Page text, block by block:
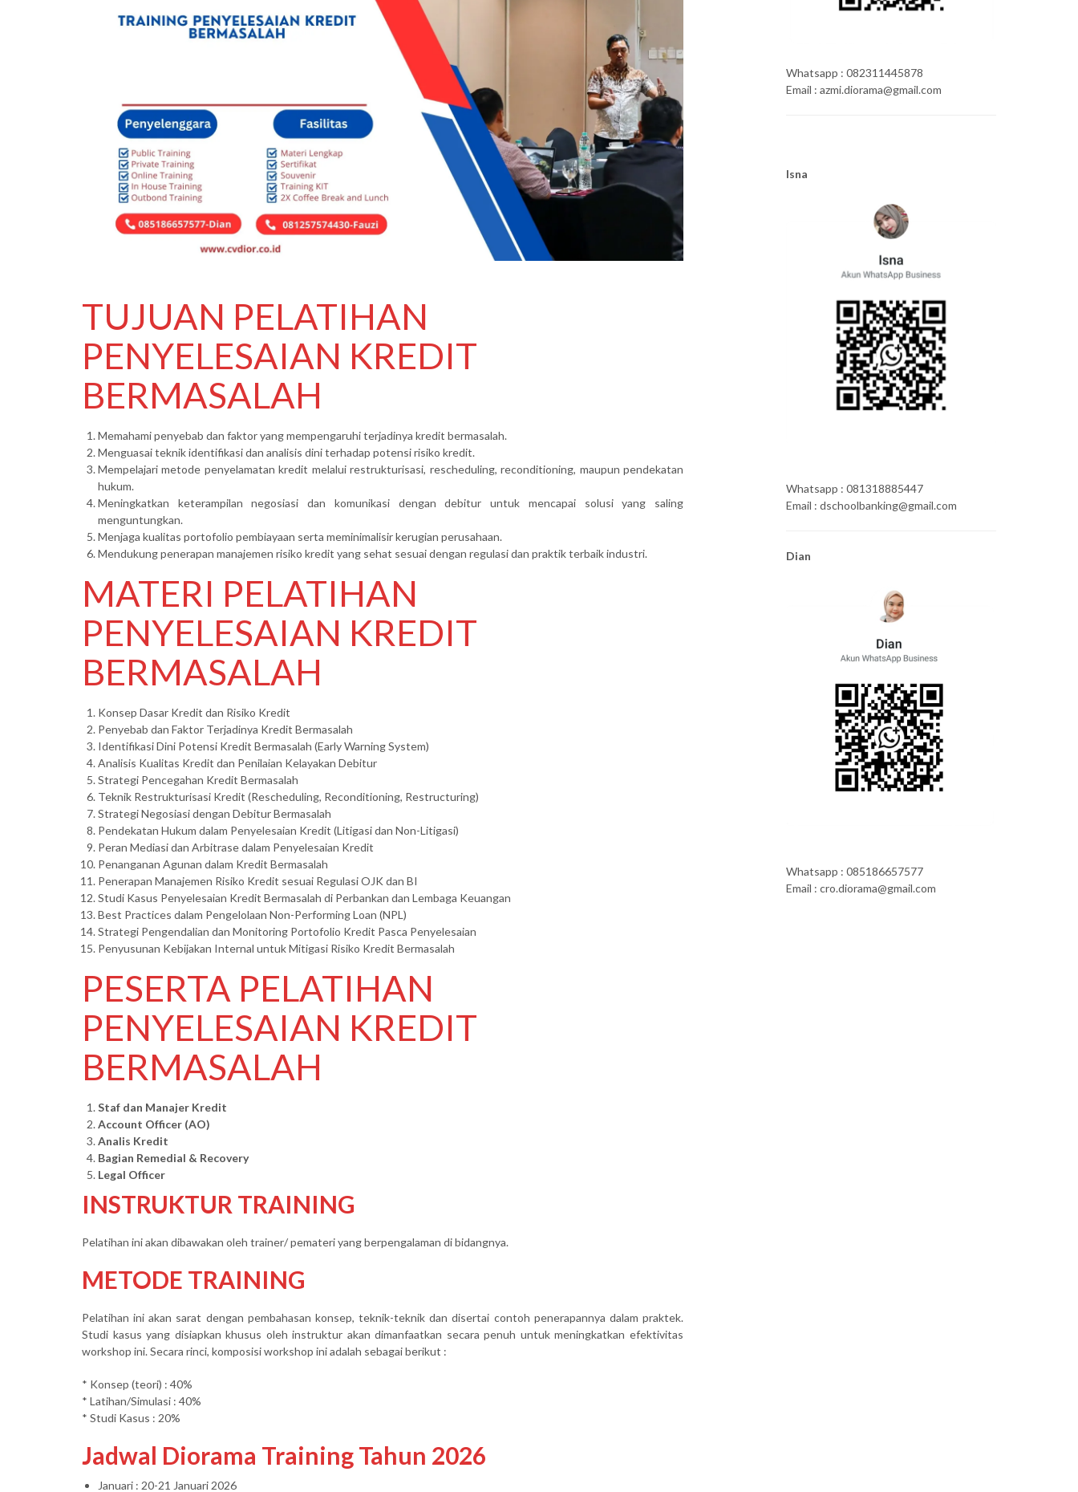
TUJUAN PELATIHAN
PENYELESAIAN KREDIT
BERMASALAH
Memahami penyebab dan faktor yang mempengaruhi terjadinya kredit bermasalah.
Menguasai teknik identifikasi dan analisis dini terhadap potensi risiko kredit.
Mempelajari metode penyelamatan kredit melalui restrukturisasi, rescheduling, reconditioning, maupun pendekatan
hukum.
Meningkatkan keterampilan negosiasi dan komunikasi dengan debitur untuk mencapai solusi yang saling
menguntungkan.
Menjaga kualitas portofolio pembiayaan serta meminimalisir kerugian perusahaan.
Mendukung penerapan manajemen risiko kredit yang sehat sesuai dengan regulasi dan praktik terbaik industri.
MATERI PELATIHAN
PENYELESAIAN KREDIT
BERMASALAH
Konsep Dasar Kredit dan Risiko Kredit
Penyebab dan Faktor Terjadinya Kredit Bermasalah
Identifikasi Dini Potensi Kredit Bermasalah (Early Warning System)
Analisis Kualitas Kredit dan Penilaian Kelayakan Debitur
Strategi Pencegahan Kredit Bermasalah
Teknik Restrukturisasi Kredit (Rescheduling, Reconditioning, Restructuring)
Strategi Negosiasi dengan Debitur Bermasalah
Pendekatan Hukum dalam Penyelesaian Kredit (Litigasi dan Non-Litigasi)
Peran Mediasi dan Arbitrase dalam Penyelesaian Kredit
Penanganan Agunan dalam Kredit Bermasalah
Penerapan Manajemen Risiko Kredit sesuai Regulasi OJK dan BI
Studi Kasus Penyelesaian Kredit Bermasalah di Perbankan dan Lembaga Keuangan
Best Practices dalam Pengelolaan Non-Performing Loan (NPL)
Strategi Pengendalian dan Monitoring Portofolio Kredit Pasca Penyelesaian
Penyusunan Kebijakan Internal untuk Mitigasi Risiko Kredit Bermasalah
PESERTA PELATIHAN
PENYELESAIAN KREDIT
BERMASALAH
Staf dan Manajer Kredit
Account Officer (AO)
Analis Kredit
Bagian Remedial & Recovery
Legal Officer
INSTRUKTUR TRAINING
Pelatihan ini akan dibawakan oleh trainer/ pemateri yang berpengalaman di bidangnya.
METODE TRAINING
Pelatihan ini akan sarat dengan pembahasan konsep, teknik-teknik dan disertai contoh penerapannya dalam praktek.
Studi kasus yang disiapkan khusus oleh instruktur akan dimanfaatkan secara penuh untuk meningkatkan efektivitas
workshop ini. Secara rinci, komposisi workshop ini adalah sebagai berikut :
* Konsep (teori) : 40%
* Latihan/Simulasi : 40%
* Studi Kasus : 20%
Jadwal Diorama Training Tahun 2026
Januari : 20-21 Januari 2026
Whatsapp : 082311445878
Email : azmi.diorama@gmail.com
Isna
Whatsapp : 081318885447
Email : dschoolbanking@gmail.com
Dian
Whatsapp : 085186657577
Email : cro.diorama@gmail.com